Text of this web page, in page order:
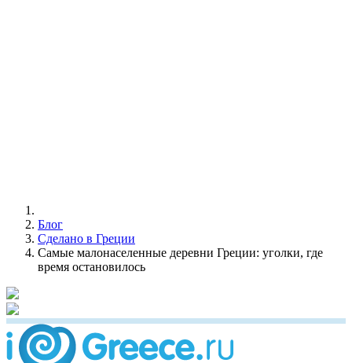
Блог
Сделано в Греции
Самые малонаселенные деревни Греции: уголки, где
время остановилось